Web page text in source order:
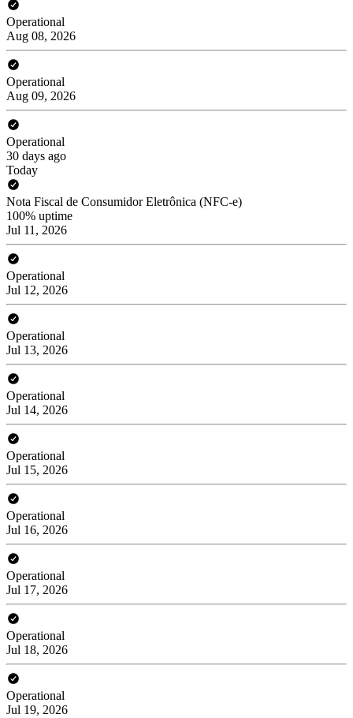
Operational
Aug 08, 2026
Operational
Aug 09, 2026
Operational
30 days ago
Today
Nota Fiscal de Consumidor Eletrônica (NFC-e)
100% uptime
Jul 11, 2026
Operational
Jul 12, 2026
Operational
Jul 13, 2026
Operational
Jul 14, 2026
Operational
Jul 15, 2026
Operational
Jul 16, 2026
Operational
Jul 17, 2026
Operational
Jul 18, 2026
Operational
Jul 19, 2026